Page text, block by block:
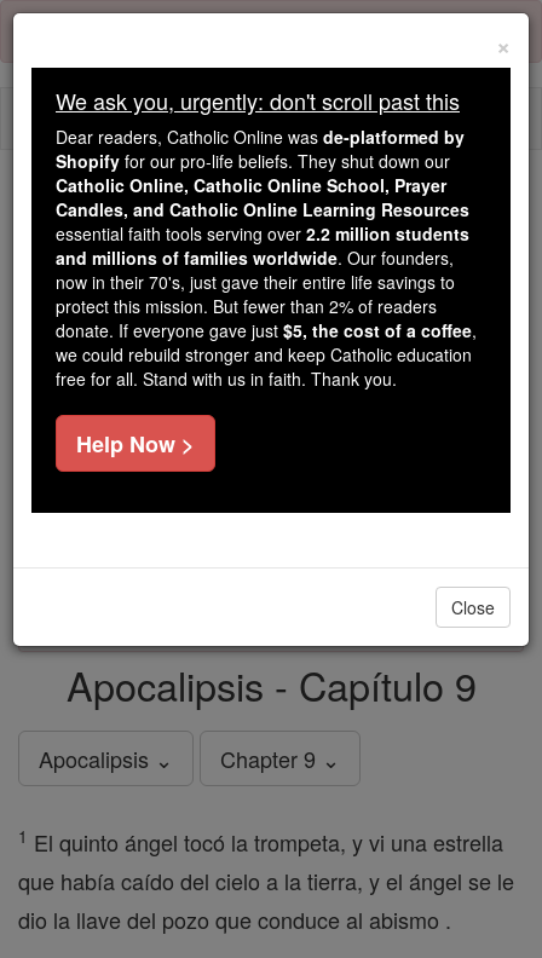
Skip
content
We ask you, urgently: don't scroll past this
Dear readers, Catholic Online
wasde-platformed by Shopify
for our pro-life beliefs. They
shut down ourCatholic
Online, Catholic Online School, Prayer Candles, and
tools serving over
families worldwide. Our founders, now in their 70's,
and keep Catholic education free for all. Stand with us
Apocalipsis - Capítulo 9
Apocalipsis ⌄ Chapter 9 ⌄
1 El quinto ángel tocó la trompeta, y vi una estrella
que había caído del cielo a la tierra, y el ángel se le
dio la llave del pozo que conduce al abismo .
×
We ask you, urgently: don't scroll past this
Dear readers, Catholic Online was de-platformed by
Shopify for our pro-life beliefs. They shut down our
Catholic Online, Catholic Online School, Prayer
Candles, and Catholic Online Learning Resources
essential faith tools serving over 2.2 million students
and millions of families worldwide. Our founders,
now in their 70's, just gave their entire life savings to
protect this mission. But fewer than 2% of readers
donate. If everyone gave just $5, the cost of a coffee,
we could rebuild stronger and keep Catholic education
free for all. Stand with us in faith. Thank you.
Help Now >
Close